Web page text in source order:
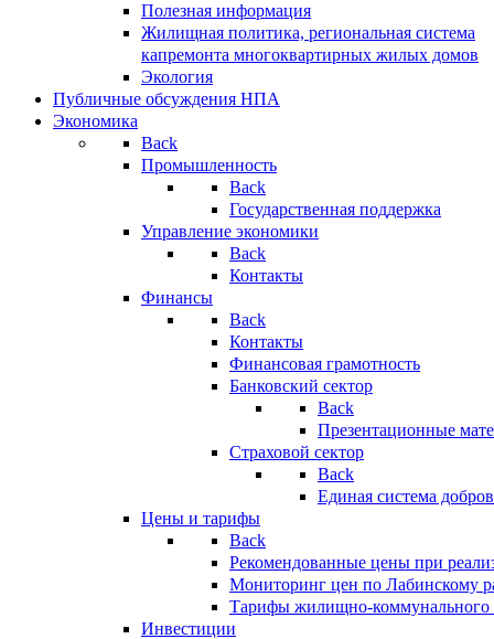
Полезная информация
Жилищная политика, региональная система
капремонта многоквартирных жилых домов
Экология
Публичные обсуждения НПА
Экономика
Back
Промышленность
Back
Государственная поддержка
Управление экономики
Back
Контакты
Финансы
Back
Контакты
Финансовая грамотность
Банковский сектор
Back
Презентационные
Страховой сектор
Back
Единая система
Цены и тарифы
Back
Рекомендованные цены при
Мониторинг цен по Лабинскому
Тарифы жилищно-коммунального
Инвестиции